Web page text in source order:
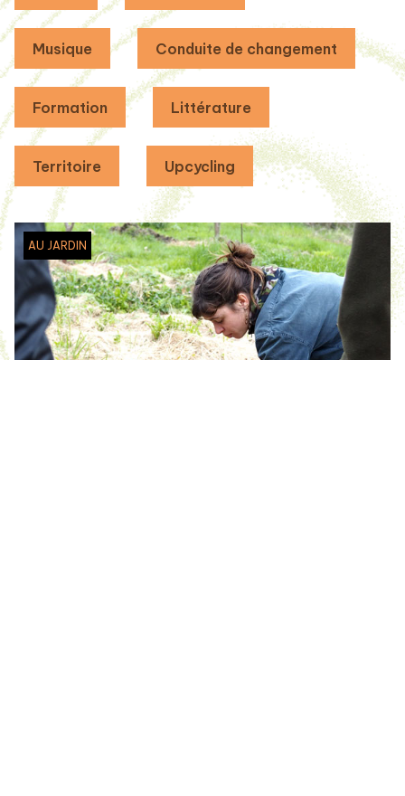
Musique Conduite de changement
Formation Littérature
Territoire Upcycling
AU JARDIN